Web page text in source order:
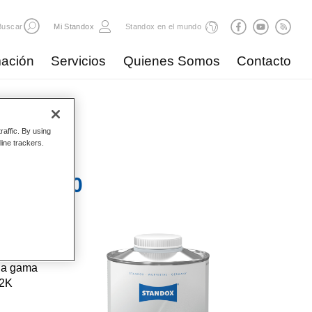
Mi Standox Standox en el mundo
Servicios Quienes Somos Contacto
5750​
gama
By using
trackers.